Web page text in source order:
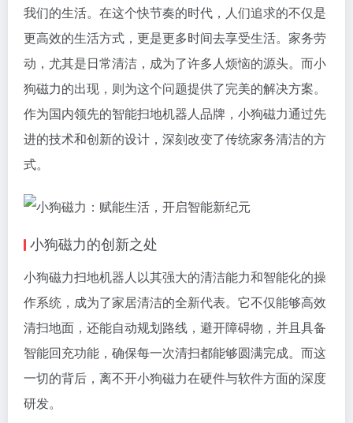
我们的生活。在这个快节奏的时代，人们追求的不仅是
更高效的生活方式，更是更多时间去享受生活。家务劳
动，尤其是日常清洁，成为了许多人烦恼的源头。而小
狗磁力的出现，则为这个问题提供了完美的解决方案。
作为国内领先的智能扫地机器人品牌，小狗磁力通过先
进的技术和创新的设计，深刻改变了传统家务清洁的方
式。
小狗磁力的创新之处
小狗磁力扫地机器人以其强大的清洁能力和智能化的操
作系统，成为了家居清洁的全新代表。它不仅能够高效
清扫地面，还能自动规划路线，避开障碍物，并且具备
智能回充功能，确保每一次清扫都能够圆满完成。而这
一切的背后，离不开小狗磁力在硬件与软件方面的深度
研发。